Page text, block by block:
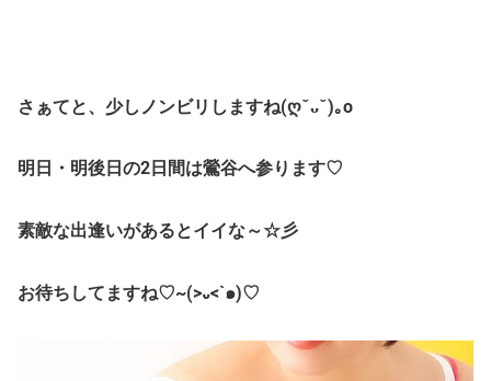
さぁてと、少しノンビリしますね(ღˇᴗˇ)｡o
明日・明後日の2日間は鶯谷へ参ります♡
素敵な出逢いがあるとイイな～☆彡
お待ちしてますね♡~(>᎑<`๑)♡